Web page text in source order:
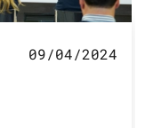
09/04/2024